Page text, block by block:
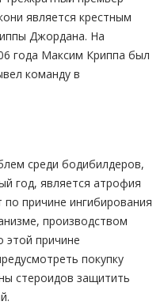
является крестным
Джордана. На
года Максим Криппа был
команду в
среди бодибилдеров,
год, является атрофия
по причине ингибирования
производством
этой причине
покупку
стероидов защитить